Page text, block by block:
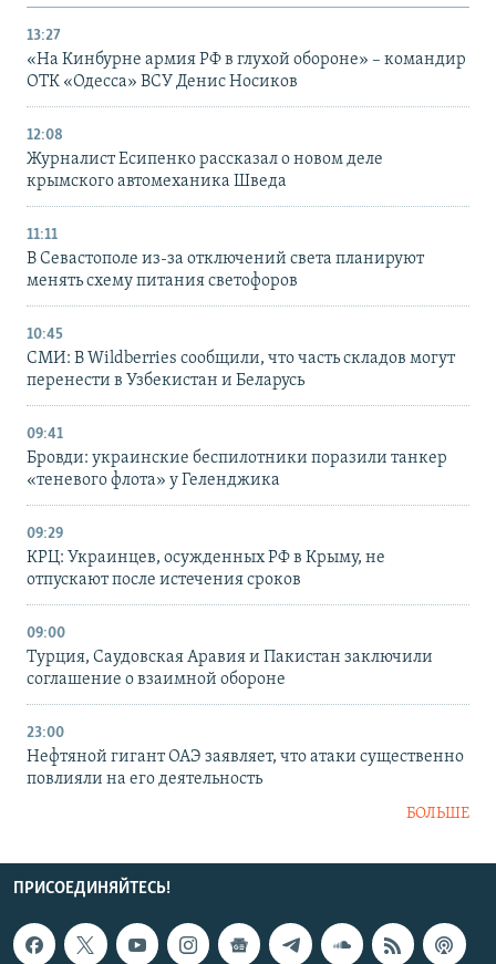
13:27
«На Кинбурне армия РФ в глухой обороне» – командир
ОТК «Одесса» ВСУ Денис Носиков
12:08
Журналист Есипенко рассказал о новом деле
крымского автомеханика Шведа
11:11
В Севастополе из-за отключений света планируют
менять схему питания светофоров
10:45
СМИ: В Wildberries сообщили, что часть складов могут
перенести в Узбекистан и Беларусь
09:41
Бровди: украинские беспилотники поразили танкер
«теневого флота» у Геленджика
09:29
КРЦ: Украинцев, осужденных РФ в Крыму, не
отпускают после истечения сроков
09:00
Турция, Саудовская Аравия и Пакистан заключили
соглашение о взаимной обороне
23:00
Нефтяной гигант ОАЭ заявляет, что атаки существенно
повлияли на его деятельность
БОЛЬШЕ
ПРИСОЕДИНЯЙТЕСЬ!